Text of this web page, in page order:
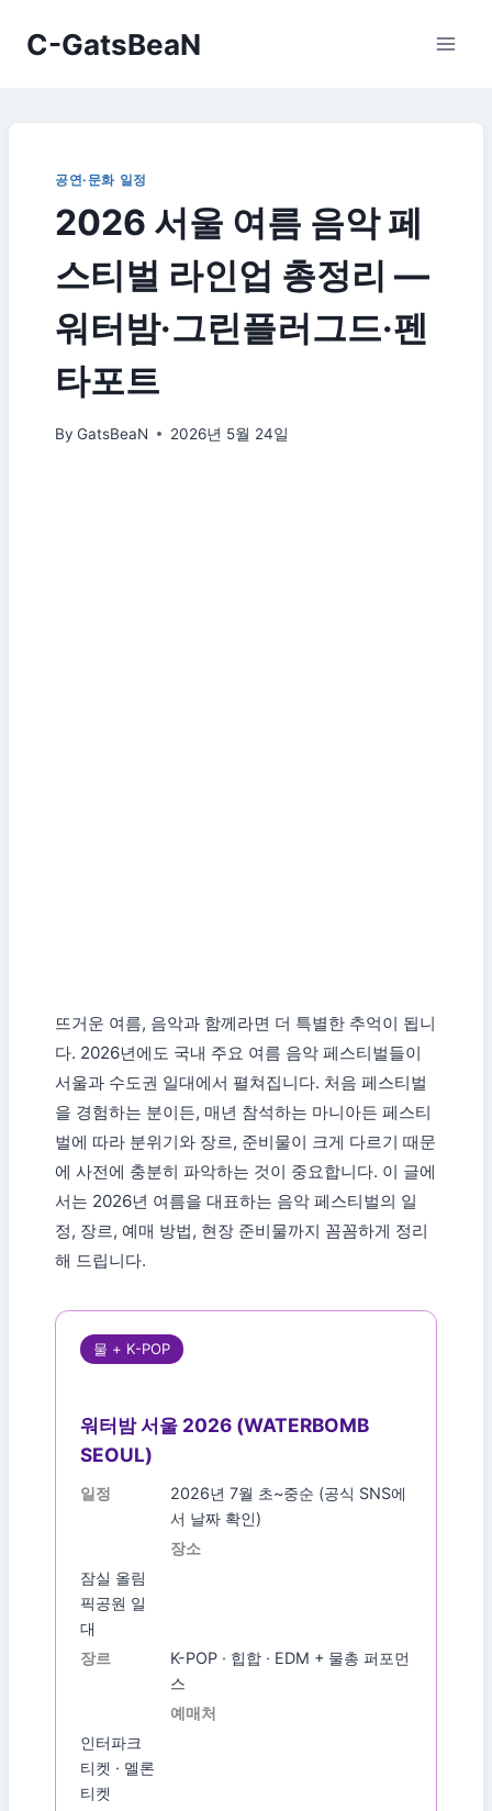
C-GatsBeaN
공연·문화 일정
2026 서울 여름 음악 페
스티벌 라인업 총정리 —
워터밤·그린플러그드·펜
타포트
By GatsBeaN 2026년 5월 24일
뜨거운 여름, 음악과 함께라면 더 특별한 추억이 됩니
다. 2026년에도 국내 주요 여름 음악 페스티벌들이
서울과 수도권 일대에서 펼쳐집니다. 처음 페스티벌
을 경험하는 분이든, 매년 참석하는 마니아든 페스티
벌에 따라 분위기와 장르, 준비물이 크게 다르기 때문
에 사전에 충분히 파악하는 것이 중요합니다. 이 글에
서는 2026년 여름을 대표하는 음악 페스티벌의 일
정, 장르, 예매 방법, 현장 준비물까지 꼼꼼하게 정리
해 드립니다.
물 + K-POP
워터밤 서울 2026 (WATERBOMB
SEOUL)
일정
2026년 7월 초~중순 (공식 SNS에
서 날짜 확인)
장소
잠실 올림
픽공원 일
대
장르
K-POP · 힙합 · EDM + 물총 퍼포먼
스
예매처
인터파크
티켓 · 멜론
티켓